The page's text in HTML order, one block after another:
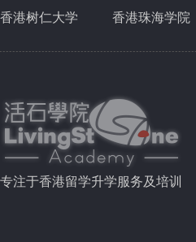
香港树仁大学
香港珠海学院
专注于香港留学升学服务及培训